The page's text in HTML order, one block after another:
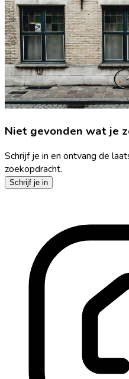
Niet gevonden wat je
Schrijf je in en ontvang de
zoekopdracht.
Schrijf je in